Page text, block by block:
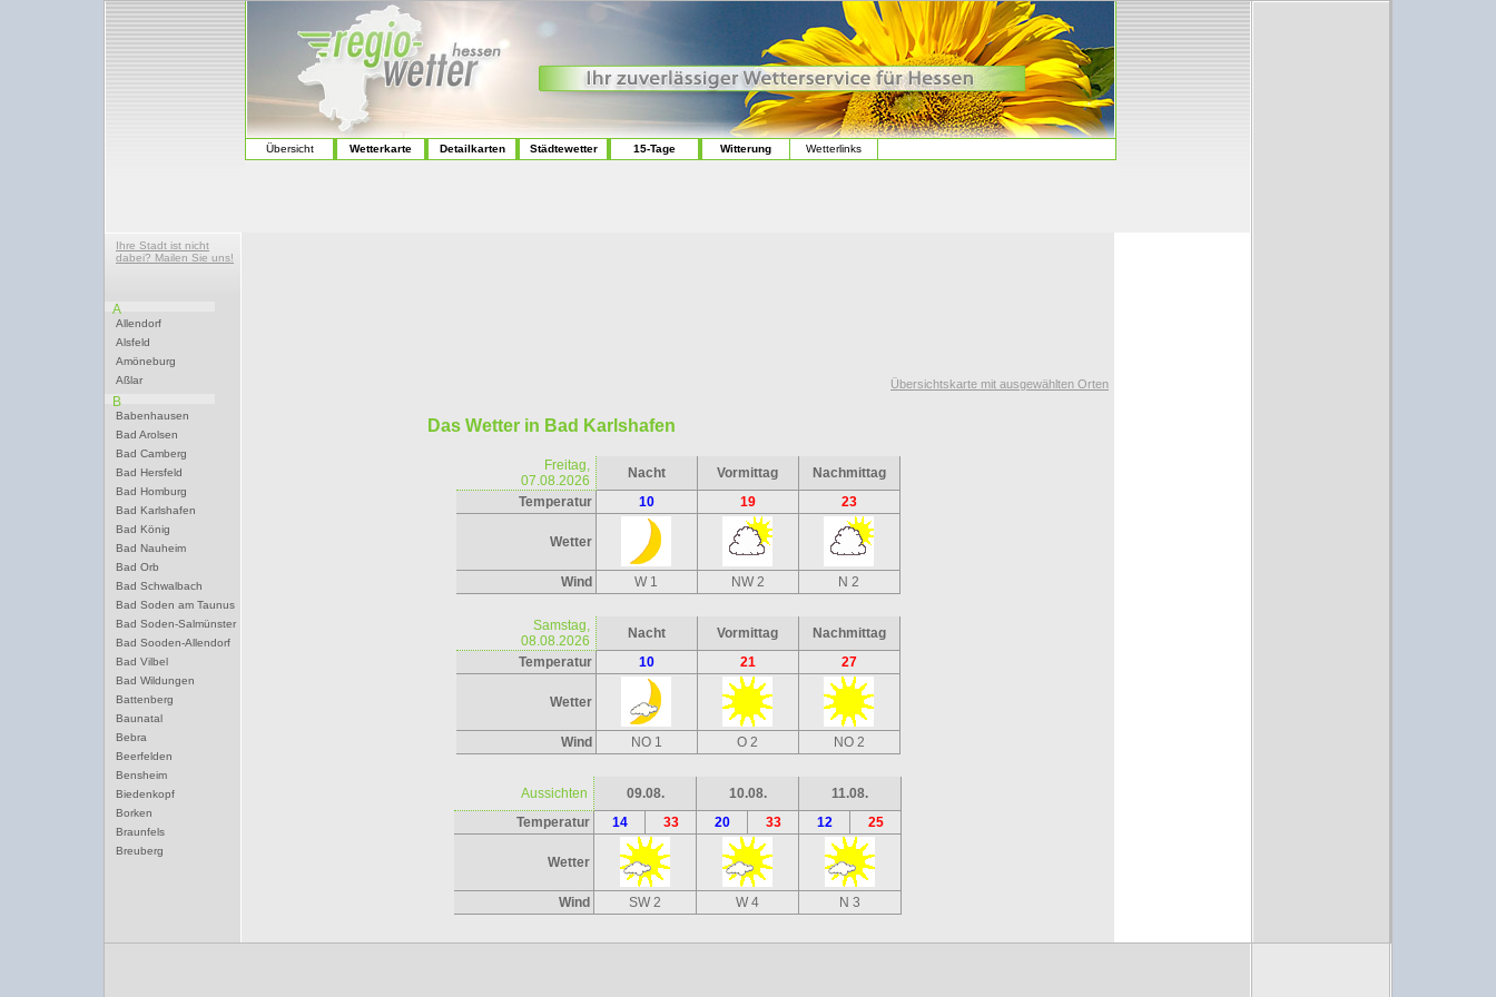
Übersicht Wetterkarte Detailkarten Städtewetter 15-Tage Witterung Wetterlinks
Ihre Stadt ist nicht
dabei? Mailen Sie uns!
A
Allendorf
Alsfeld
Amöneburg
Aßlar
B
Babenhausen
Bad Arolsen
Bad Camberg
Bad Hersfeld
Bad Homburg
Bad Karlshafen
Bad König
Bad Nauheim
Bad Orb
Bad Schwalbach
Bad Soden am Taunus
Bad Soden-Salmünster
Bad Sooden-Allendorf
Bad Vilbel
Bad Wildungen
Battenberg
Baunatal
Bebra
Beerfelden
Bensheim
Biedenkopf
Borken
Braunfels
Breuberg
D
Übersichtskarte mit ausgewählten Orten
Das Wetter in Bad Karlshafen
Freitag,
07.08.2026
Nacht Vormittag
Nachmittag
Temperatur
10 19 23
Wetter
Wind W 1 NW 2 N 2
Samstag,
08.08.2026
Nacht Vormittag
Nachmittag
Temperatur
10 21 27
Wetter
Wind NO 1 O 2 NO 2
Aussichten 09.08. 10.08.
11.08.
Temperatur
14 33 20 33 12 25
Wetter
Wind SW 2 W 4 N 3